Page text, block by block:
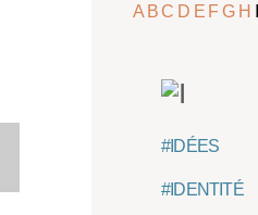
A BC D E FG H
#IDÉES
#IDENTITÉ